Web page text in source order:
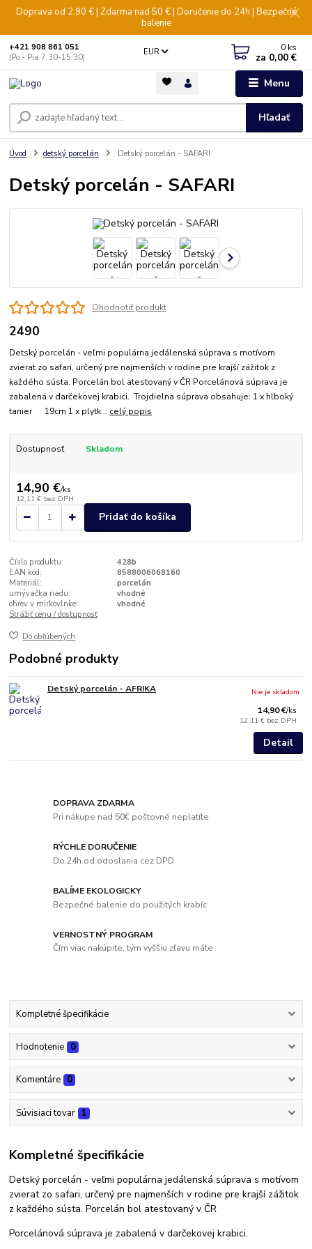
Doprava od 2,90 € | Zdarma nad 50 € | Doručenie do 24h | Bezpečné
balenie
Menu
EUR
Hľadať
+421 908 861 051
(Po - Pia 7:30-15:30)
0 ks
za 0,00 €
Úvod detský porcelán Detský porcelán - SAFARI
Detský porcelán - SAFARI
Ohodnotiť produkt
2490
Detský porcelán - veľmi populárna jedálenská súprava s motívom
zvierat zo safari, určený pre najmenších v rodine pre krajší zážitok z
každého sústa. Porcelán bol atestovaný v ČR Porcelánová súprava je
zabalená v darčekovej krabici. Trojdielna súprava obsahuje: 1 x hlboký
tanier 19cm 1 x plytk... celý popis
Dostupnosť Skladom
14,90 €/ks
12,11 € bez DPH
Pridať do košíka
Číslo produktu:
428b
EAN kód:
8588006068160
Materiál:
porcelán
umývačka riadu:
vhodné
ohrev v mirkovlnke:
vhodné
Strážiť cenu / dostupnosť
Do obľúbených
Podobné produkty
Detský porcelán - AFRIKA
14,90 €/ks
12,11 € bez DPH
Nie je skladom
Detail
DOPRAVA ZDARMA
Pri nákupe nad 50€ poštovné neplatíte.
RÝCHLE DORUČENIE
Do 24h od odoslania cez DPD
BALÍME EKOLOGICKY
Bezpečné balenie do použitých krabíc
VERNOSTNÝ PROGRAM
Čím viac nakúpite, tým vyššiu zľavu máte
Kompletné špecifikácie
Hodnotenie 0
Komentáre 0
Súvisiaci tovar 1
Kompletné špecifikácie
Detský porcelán - veľmi populárna jedálenská súprava s motívom
zvierat zo safari, určený pre najmenších v rodine pre krajší zážitok
z každého sústa. Porcelán bol atestovaný v ČR
Porcelánová súprava je zabalená v darčekovej krabici.